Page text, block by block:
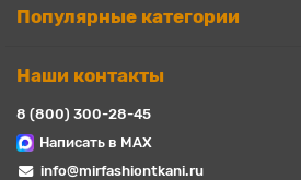
Популярные категории
Наши контакты
8 (800) 300-28-45
Написать в MAX
info@mirfashiontkani.ru